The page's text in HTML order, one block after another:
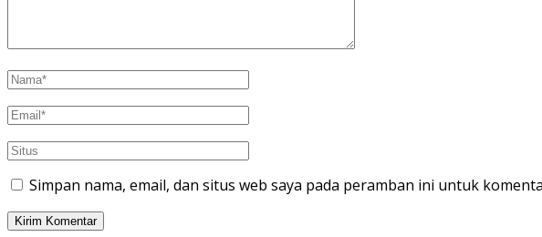
Simpan nama, email, dan situs web saya pada peramban ini untuk